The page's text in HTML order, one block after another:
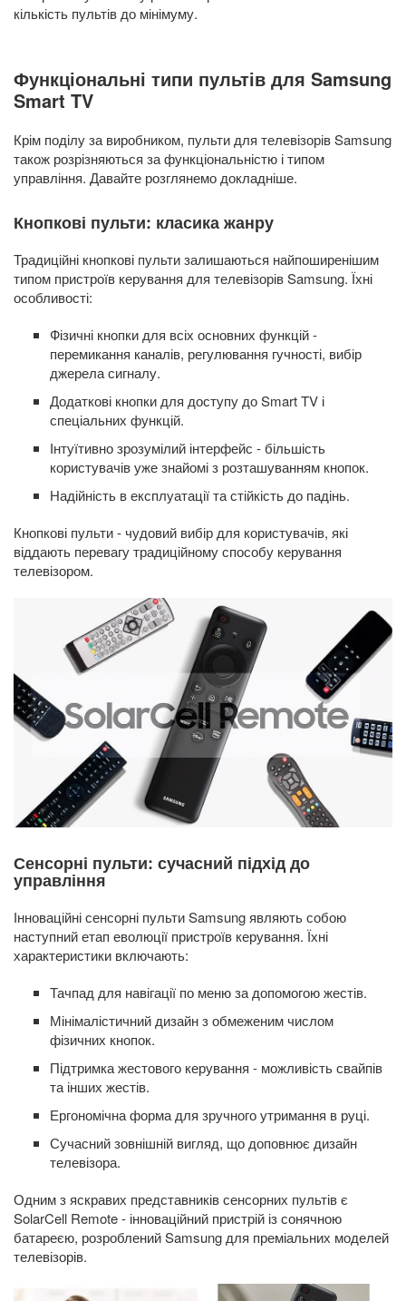
кількість пультів до мінімуму.
Функціональні типи пультів для Samsung
Smart TV
Крім поділу за виробником, пульти для телевізорів Samsung
також розрізняються за функціональністю і типом
управління. Давайте розглянемо докладніше.
Кнопкові пульти: класика жанру
Традиційні кнопкові пульти залишаються найпоширенішим
типом пристроїв керування для телевізорів Samsung. Їхні
особливості:
Фізичні кнопки для всіх основних функцій -
перемикання каналів, регулювання гучності, вибір
джерела сигналу.
Додаткові кнопки для доступу до Smart TV і
спеціальних функцій.
Інтуїтивно зрозумілий інтерфейс - більшість
користувачів уже знайомі з розташуванням кнопок.
Надійність в експлуатації та стійкість до падінь.
Кнопкові пульти - чудовий вибір для користувачів, які
віддають перевагу традиційному способу керування
телевізором.
Сенсорні пульти: сучасний підхід до
управління
Інноваційні сенсорні пульти Samsung являють собою
наступний етап еволюції пристроїв керування. Їхні
характеристики включають:
Тачпад для навігації по меню за допомогою жестів.
Мінімалістичний дизайн з обмеженим числом
фізичних кнопок.
Підтримка жестового керування - можливість свайпів
та інших жестів.
Ергономічна форма для зручного утримання в руці.
Сучасний зовнішній вигляд, що доповнює дизайн
телевізора.
Одним з яскравих представників сенсорних пультів є
SolarCell Remote - інноваційний пристрій із сонячною
батареєю, розроблений Samsung для преміальних моделей
телевізорів.